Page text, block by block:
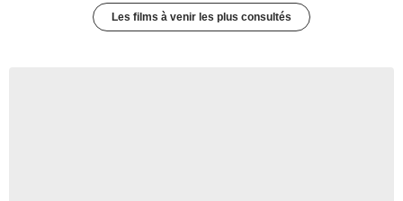
Les films à venir les plus consultés